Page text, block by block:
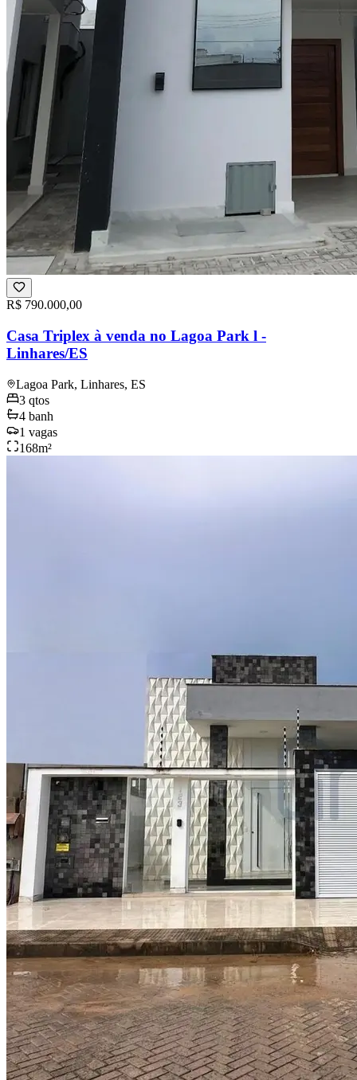
R$ 790.000,00
Casa Triplex à venda no Lagoa Park l -
Linhares/ES
Lagoa Park, Linhares, ES
3 qtos
4 banh
1 vagas
168m²